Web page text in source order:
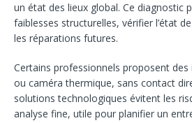
un état des lieux global. Ce diagnostic
faiblesses structurelles, vérifier l’état
les réparations futures.
Certains professionnels proposent
ou caméra thermique, sans contact
solutions technologiques évitent les
analyse fine, utile pour planifier un